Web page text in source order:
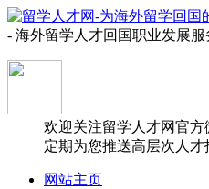
- 海外留学人才回国职业发展服
欢迎关注留学人才网官方
定期为您推送高层次人才
网站主页